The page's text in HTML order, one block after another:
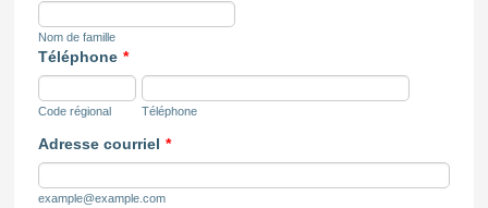
Nom de famille
Téléphone *
Code régional Téléphone
Adresse courriel *
example@example.com